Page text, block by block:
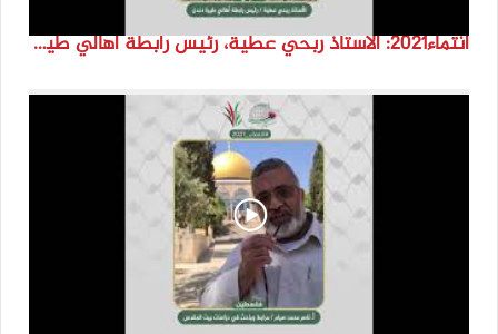
انتماء2021: الاستاذ ربحي عطية، رئيس رابطة اهالي طيرة دندن، الاردن